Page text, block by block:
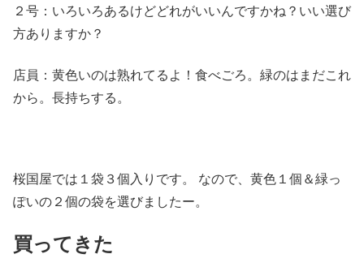
２号：いろいろあるけどどれがいいんですかね？いい選び
方ありますか？
店員：黄色いのは熟れてるよ！食べごろ。緑のはまだこれ
から。長持ちする。
桜国屋では１袋３個入りです。 なので、黄色１個＆緑っ
ぽいの２個の袋を選びましたー。
買ってきた